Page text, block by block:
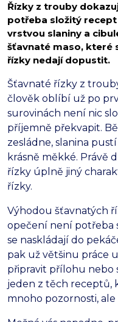
Řízky z trouby
potřeba složitý recept
vrstvou slaniny a
šťavnaté maso, které
řízky nedají dopustit.
Šťavnaté řízky z
člověk oblíbí už po
surovinách není nic
příjemně překvapit.
zesládne, slanina
krásně měkké. Právě
řízky úplně jiný
řízky.
Výhodou šťavnatých
opečení není potřeba
se naskládají do
pak už většinu práce
připravit přílohu nebo
jeden z těch receptů,
mnoho pozornosti,